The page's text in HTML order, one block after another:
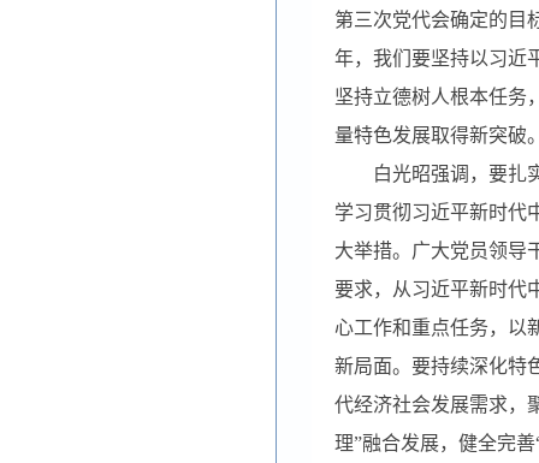
第三次党代会确定的目
年，我们要坚持以习近
坚持立德树人根本任务
量特色发展取得新突破
白光昭强调，要扎
学习贯彻习近平新时代
大举措。广大党员领导
要求，从习近平新时代
心工作和重点任务，以
新局面。要持续深化特
代经济社会发展需求，
理”融合发展，健全完善